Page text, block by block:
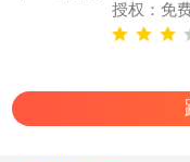
授权：免